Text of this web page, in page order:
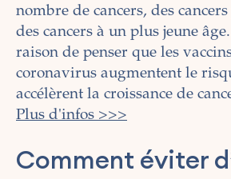
nombre de cancers, des
des cancers à un plus jeune
raison de penser que les
coronavirus augmentent le
accélèrent la croissance de
Plus d'infos >>>
Comment éviter